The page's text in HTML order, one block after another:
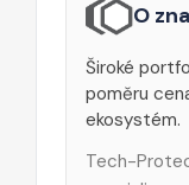
O
Široké
poměru
ekosystém.
Tech-